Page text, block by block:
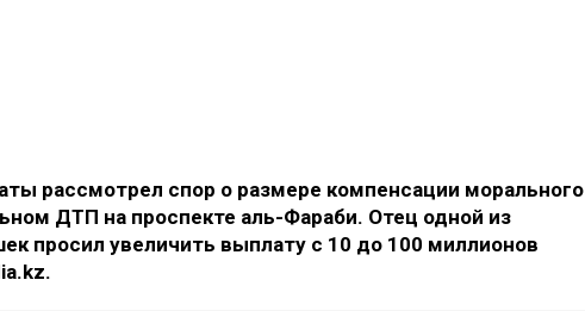
рассмотрел спор о размере компенсации морального
ДТП на проспекте аль-Фараби. Отец одной из
просил увеличить выплату с 10 до 100 миллионов